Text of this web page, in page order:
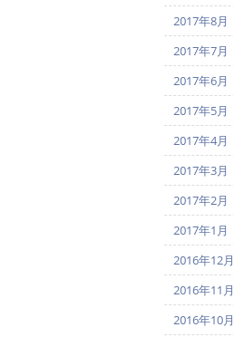
2017年8月
2017年7月
2017年6月
2017年5月
2017年4月
2017年3月
2017年2月
2017年1月
2016年12月
2016年11月
2016年10月